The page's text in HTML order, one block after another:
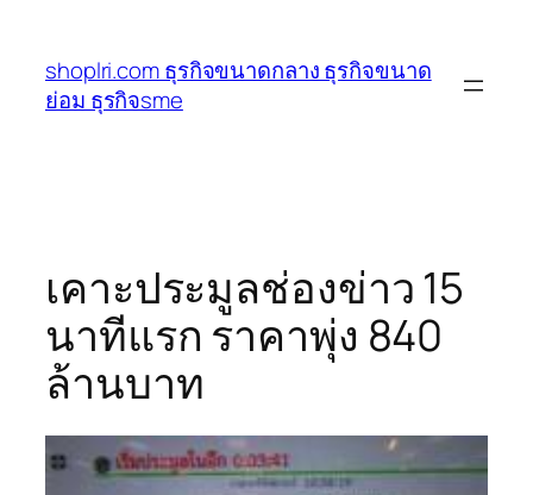
เนื้อหา
shoplri.com ธุรกิจขนาดกลาง ธุรกิจขนาด
ย่อม ธุรกิจsme
เคาะประมูลช่องข่าว 15
นาทีแรก ราคาพุ่ง 840
ล้านบาท